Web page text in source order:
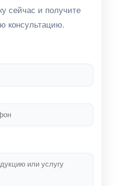
сейчас и получите
консультацию.